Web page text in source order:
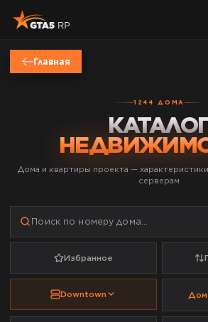
Главная
1244 ДОМА
Дома и квартиры проекта —
серверам
Избранное
Downtown